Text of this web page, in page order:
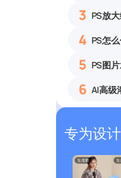
3
4
5
6
专为设